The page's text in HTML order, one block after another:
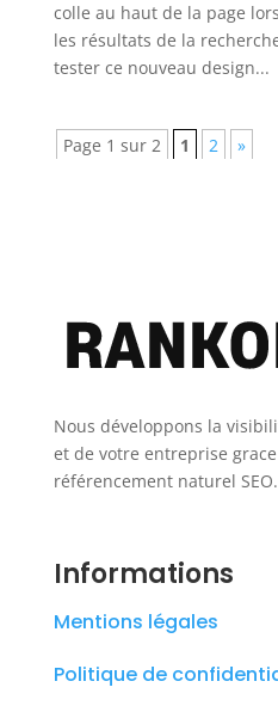
colle au haut de la page
les résultats de la
tester ce nouveau design...
Page 1 sur 2 1 2 »
Nous développons la
et de votre entreprise
référencement naturel SEO.
Informations
Mentions légales
Politique de